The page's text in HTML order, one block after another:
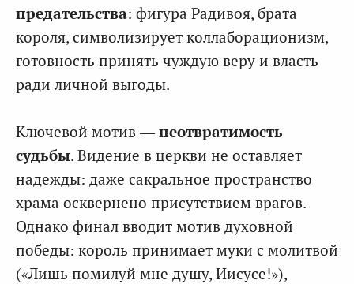
предательства: фигура Радивоя, брата
короля, символизирует коллаборационизм,
готовность принять чуждую веру и власть
ради личной выгоды.
Ключевой мотив —неотвратимость
судьбы. Видение в церкви не оставляет
надежды: даже сакральное пространство
храма осквернено присутствием врагов.
Однако финал вводит мотив духовной
победы: король принимает муки с молитвой
(«Лишь помилуй мне душу, Иисусе!»),